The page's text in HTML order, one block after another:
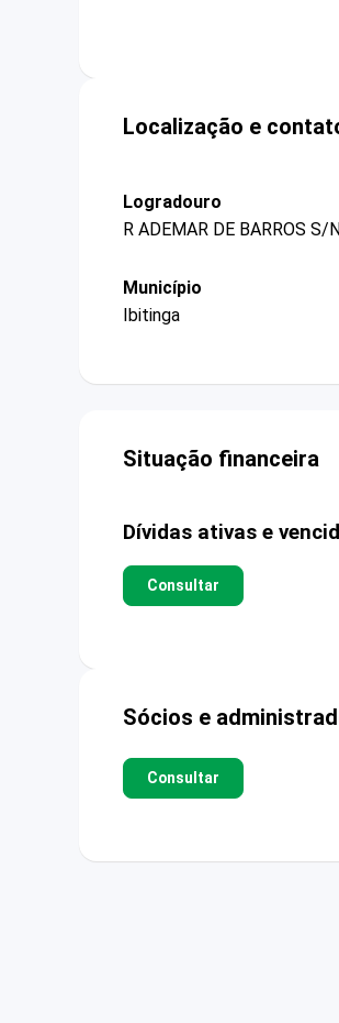
Localização e
Logradouro
R ADEMAR DE BARROS S/
Município
Ibitinga
Situação financeira
Dívidas ativas e
Consultar
Sócios e
Consultar